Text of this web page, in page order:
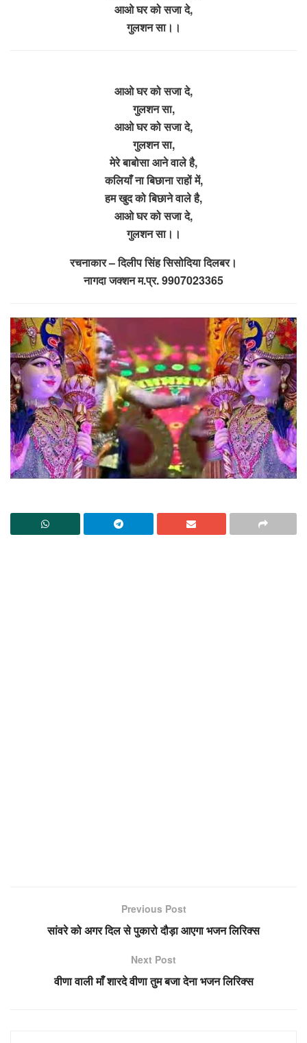
आओ घर को सजा दे,
गुलशन सा।।
आओ घर को सजा दे,
गुलशन सा,
आओ घर को सजा दे,
गुलशन सा,
मेरे बाबोसा आने वाले है,
कलियाँ ना बिछाना राहों में,
हम खुद को बिछाने वाले है,
आओ घर को सजा दे,
गुलशन सा।।
रचनाकार – दिलीप सिंह सिसोदिया दिलबर।
नागदा जक्शन म.प्र. 9907023365
Previous Post
सांवरे को अगर दिल से पुकारो दौड़ा आएगा भजन लिरिक्स
Next Post
वीणा वाली माँ शारदे वीणा तुम बजा देना भजन लिरिक्स